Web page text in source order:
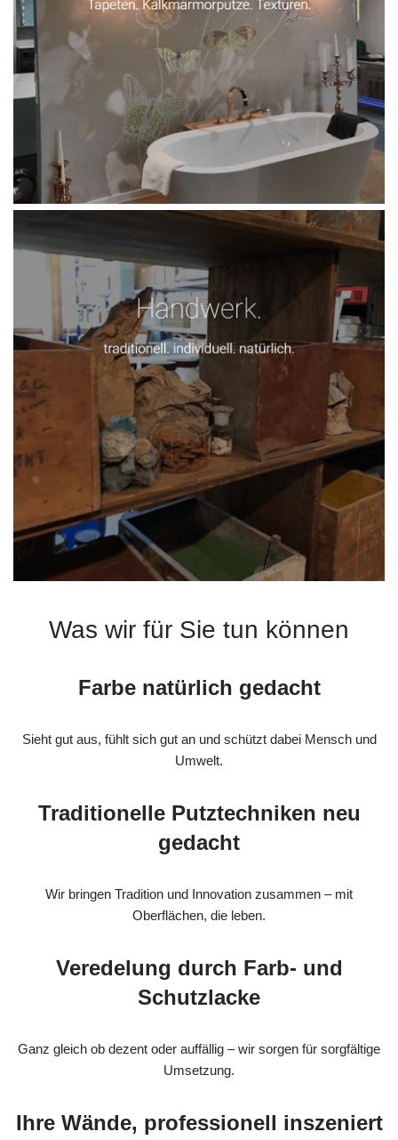
Was wir für Sie tun können
Farbe natürlich gedacht
Sieht gut aus, fühlt sich gut an und schützt dabei Mensch und
Umwelt.
Traditionelle Putztechniken neu
gedacht
Wir bringen Tradition und Innovation zusammen – mit
Oberflächen, die leben.
Veredelung durch Farb- und
Schutzlacke
Ganz gleich ob dezent oder auffällig – wir sorgen für sorgfältige
Umsetzung.
Ihre Wände, professionell inszeniert